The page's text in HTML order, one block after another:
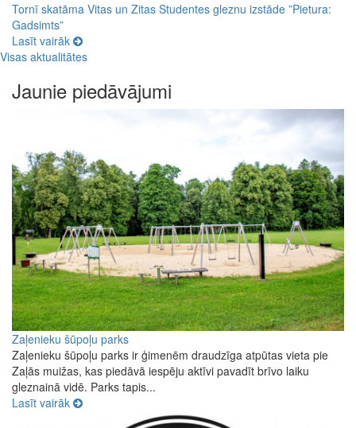
Tornī skatāma Vitas un Zitas Studentes gleznu izstāde ”Pietura:
Gadsimts”
Lasīt vairāk
Visas aktualitātes
Jaunie piedāvājumi
Zaļenieku šūpoļu parks
Zaļenieku šūpoļu parks ir ģimenēm draudzīga atpūtas vieta pie
Zaļās muižas, kas piedāvā iespēju aktīvi pavadīt brīvo laiku
gleznainā vidē. Parks tapis...
Lasīt vairāk